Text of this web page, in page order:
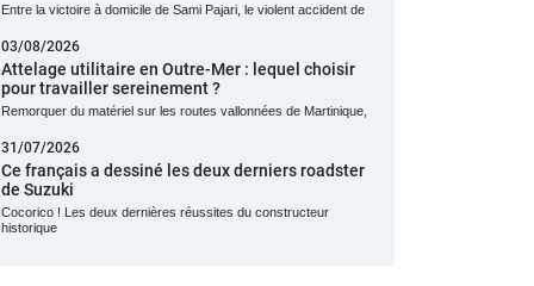
Entre la victoire à domicile de Sami Pajari, le violent accident de
03/08/2026
Attelage utilitaire en Outre-Mer : lequel choisir
pour travailler sereinement ?
Remorquer du matériel sur les routes vallonnées de Martinique,
31/07/2026
Ce français a dessiné les deux derniers roadster
de Suzuki
Cocorico ! Les deux dernières réussites du constructeur
historique